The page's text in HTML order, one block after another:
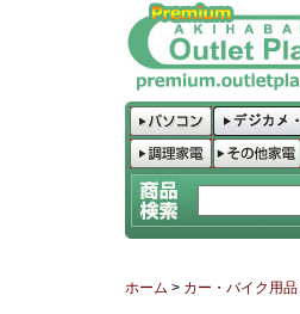
ホーム > カー・バイク用品